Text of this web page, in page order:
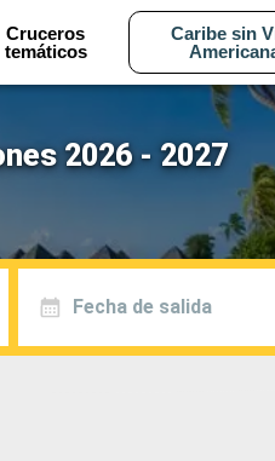
Cruceros
temáticos
Caribe sin
2026 - 2027
Fecha de salida